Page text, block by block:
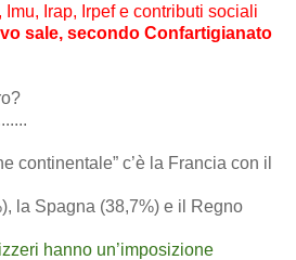
Irap, Irpef e contributi sociali
sale, secondo Confartigianato
continentale” c’è la Francia con il
la Spagna (38,7%) e il Regno
hanno un’imposizione